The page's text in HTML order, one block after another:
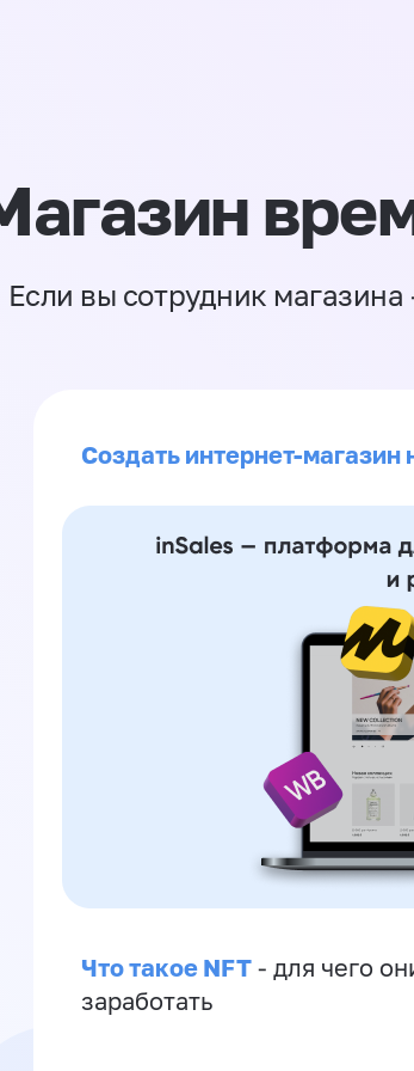
Если вы сотрудник магазина
Создать интернет-магазин
Что такое NFT - для чего
заработать